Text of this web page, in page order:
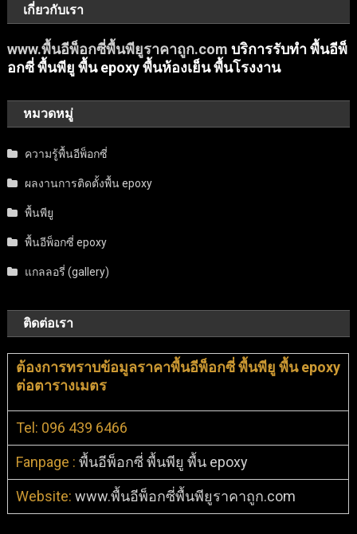
เกี่ยวกับเรา
www.พื้นอีพ็อกซี่พื้นพียูราคาถูก.com บริการรับทำ พื้นอีพ็
อกซี่ พื้นพียู พื้น epoxy พื้นห้องเย็น พื้นโรงงาน
หมวดหมู่
ความรู้พื้นอีพ็อกซี่
ผลงานการติดตั้งพื้น epoxy
พื้นพียู
พื้นอีพ็อกซี่ epoxy
แกลลอรี่ (gallery)
ติดต่อเรา
ต้องการทราบข้อมูลราคาพื้นอีพ็อกซี่ พื้นพียู พื้น epoxy
ต่อตารางเมตร
Tel: 096 439 6466
Fanpage :พื้นอีพ็อกซี่ พื้นพียู พื้น epoxy
Website:www.พื้นอีพ็อกซี่พื้นพียูราคาถูก.com